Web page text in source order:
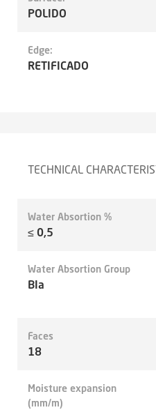
POLIDO
Edge:
RETIFICADO
TECHNICAL
Water Absortion %
≤ 0,5
Water Absortion Group
BIa
Faces
18
Moisture expansion
(mm/m)